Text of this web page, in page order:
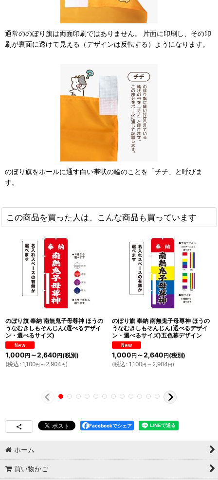
通常ののぼり旗は両面印刷ではありません。 片面に印刷し、その印
刷が裏面に透けて見える（デザインは反転する）ようになります。
のぼり旗をポールに通す白い帯状の輪のことを「チチ」と呼びま
す。
この商品を買った人は、こんな商品も買っています
のぼり旗 奉納 南無鬼子母尊神 ほうの
うなむきしもそんじん(選べるデザイ
ン・選べるサイズ)
1,000 円 ～2,640 円 (税別)
(税込 : 1,100円 ～2,904円)
のぼり旗 奉納 南無鬼子母尊神 ほうの
うなむきしもそんじん(選べるデザイ
ン・選べるサイズ)五色幕デザイン
1,000 円 ～2,640 円 (税別)
(税込 : 1,100円 ～2,904円)
Facebookでシェア
ホーム
買い物かご